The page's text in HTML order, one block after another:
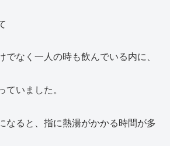
でなく一人の時も飲んでいる内に、
いました。
なると、指に熱湯がかかる時間が多